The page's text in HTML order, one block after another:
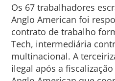
Os 67 trabalhadores
Anglo American foi
contrato de trabalho
Tech, intermediária
multinacional. A
ilegal após a